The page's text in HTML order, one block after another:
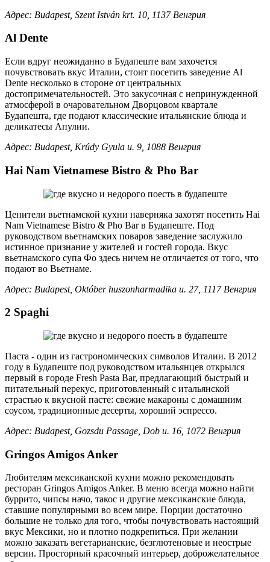
Адрес: Budapest, Szent István krt. 10, 1137 Венгрия
Al Dente
Если вдруг неожиданно в Будапеште вам захочется
почувствовать вкус Италии, стоит посетить заведение Al
Dente несколько в стороне от центральных
достопримечательностей. Это закусочная с непринужденной
атмосферой в очаровательном Дворцовом квартале
Будапешта, где подают классические итальянские блюда и
деликатесы Апулии.
Адрес: Budapest, Krúdy Gyula u. 9, 1088 Венгрия
Hai Nam Vietnamese Bistro & Pho Bar
Ценители вьетнамской кухни наверняка захотят посетить Hai
Nam Vietnamese Bistro & Pho Bar в Будапеште. Под
руководством вьетнамских поваров заведение заслужило
истинное признание у жителей и гостей города. Вкус
вьетнамского супа Фо здесь ничем не отличается от того, что
подают во Вьетнаме.
Адрес: Budapest, Október huszonharmadika u. 27, 1117 Венгрия
2 Spaghi
Паста - один из гастрономических символов Италии. В 2012
году в Будапеште под руководством итальянцев открылся
первый в городе Fresh Pasta Bar, предлагающий быстрый и
питательный перекус, приготовленный с итальянской
страстью к вкусной пасте: свежие макароны с домашним
соусом, традиционные десерты, хороший эспрессо.
Адрес: Budapest, Gozsdu Passage, Dob u. 16, 1072 Венгрия
Gringos Amigos Anker
Любителям мексиканской кухни можно рекомендовать
ресторан Gringos Amigos Anker. В меню всегда можно найти
буррито, чипсы начо, такос и другие мексиканские блюда,
ставшие популярными во всем мире. Порции достаточно
большие не только для того, чтобы почувствовать настоящий
вкус Мексики, но и плотно подкрепиться. При желании
можно заказать вегетарианские, безглютеновые и неострые
версии. Просторный красочный интерьер, доброжелательное